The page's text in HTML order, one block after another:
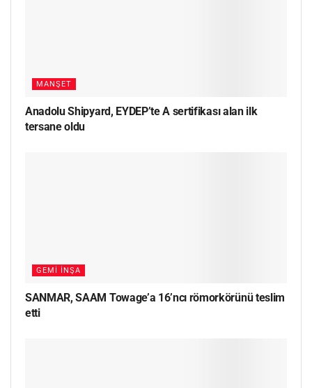
MANŞET
Anadolu Shipyard, EYDEP’te A sertifikası alan ilk
tersane oldu
GEMI İNŞA
SANMAR, SAAM Towage’a 16’ncı römorkörünü teslim
etti